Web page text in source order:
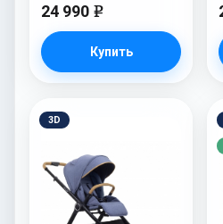
24 990 e
Купить
3D